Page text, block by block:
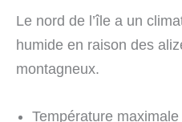
Le nord de l’île a un
humide en raison des
montagneux.
Température